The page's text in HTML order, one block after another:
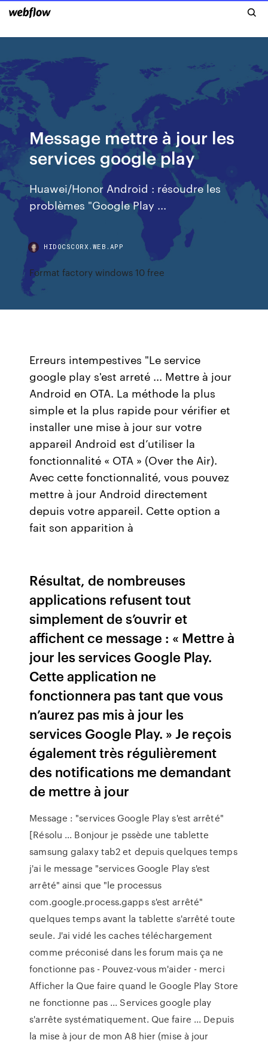
Message mettre à jour les
services google play
Huawei/Honor Android : résoudre les
problèmes "Google Play ...
HIDOCSCORX.WEB.APP
Format factory windows 10 free
Erreurs intempestives "Le service
google play s'est arreté ... Mettre à jour
Android en OTA. La méthode la plus
simple et la plus rapide pour vérifier et
installer une mise à jour sur votre
appareil Android est d’utiliser la
fonctionnalité « OTA » (Over the Air).
Avec cette fonctionnalité, vous pouvez
mettre à jour Android directement
depuis votre appareil. Cette option a
fait son apparition à
Résultat, de nombreuses
applications refusent tout
simplement de s’ouvrir et
affichent ce message : « Mettre à
jour les services Google Play.
Cette application ne
fonctionnera pas tant que vous
n’aurez pas mis à jour les
services Google Play. » Je reçois
également très régulièrement
des notifications me demandant
de mettre à jour
Message : "services Google Play s'est arrêté"
[Résolu ... Bonjour je pssède une tablette
samsung galaxy tab2 et depuis quelques temps
j'ai le message "services Google Play s'est
arrêté" ainsi que "le processus
com.google.process.gapps s'est arrêté"
quelques temps avant la tablette s'arrêté toute
seule. J'ai vidé les caches téléchargement
comme préconisé dans les forum mais ça ne
fonctionne pas - Pouvez-vous m'aider - merci
Afficher la Que faire quand le Google Play Store
ne fonctionne pas ... Services google play
s'arrête systématiquement. Que faire ... Depuis
la mise à jour de mon A8 hier (mise à jour